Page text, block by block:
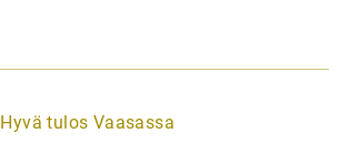
Hyvä tulos Vaasassa